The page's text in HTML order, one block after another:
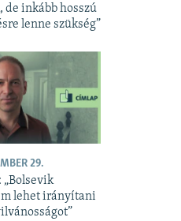
de inkább hosszú
lenne szükség”
29.
„Bolsevik
lehet irányítani